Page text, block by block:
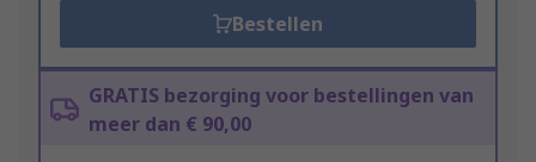
Bestellen
GRATIS bezorging voor bestellingen van
meer dan € 90,00